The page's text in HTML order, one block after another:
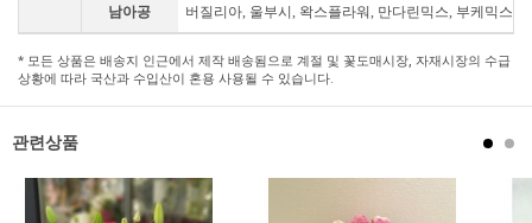
남아공 버질리아, 울부시, 왁스플라워, 만다린믹스, 부케믹스,
* 모든 상품은 배송지 인근에서 제작 배송됨으로 계절 및 꽃도매시장, 자재시장의 수급
상황에 따라 국산과 수입산이 혼용 사용될 수 있습니다.
관련상품